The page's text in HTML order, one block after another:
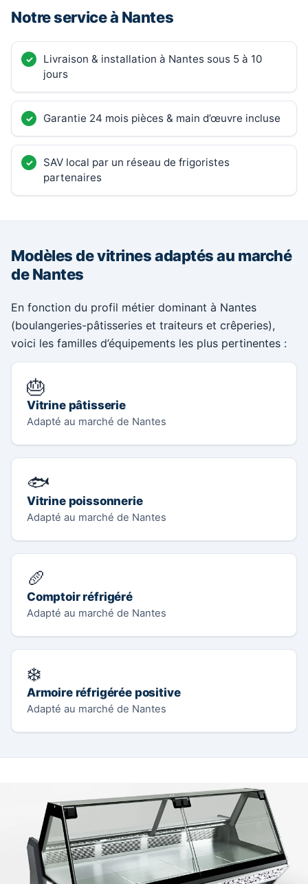
Notre service à Nantes
Livraison & installation à Nantes sous 5 à 10
jours
Garantie 24 mois pièces & main d’œuvre incluse
SAV local par un réseau de frigoristes
partenaires
Modèles de vitrines adaptés au marché
de Nantes
En fonction du profil métier dominant à Nantes
(boulangeries-pâtisseries et traiteurs et crêperies),
voici les familles d’équipements les plus pertinentes :
🎂
Vitrine pâtisserie
Adapté au marché de Nantes
🐟
Vitrine poissonnerie
Adapté au marché de Nantes
🥖
Comptoir réfrigéré
Adapté au marché de Nantes
❄️
Armoire réfrigérée positive
Adapté au marché de Nantes